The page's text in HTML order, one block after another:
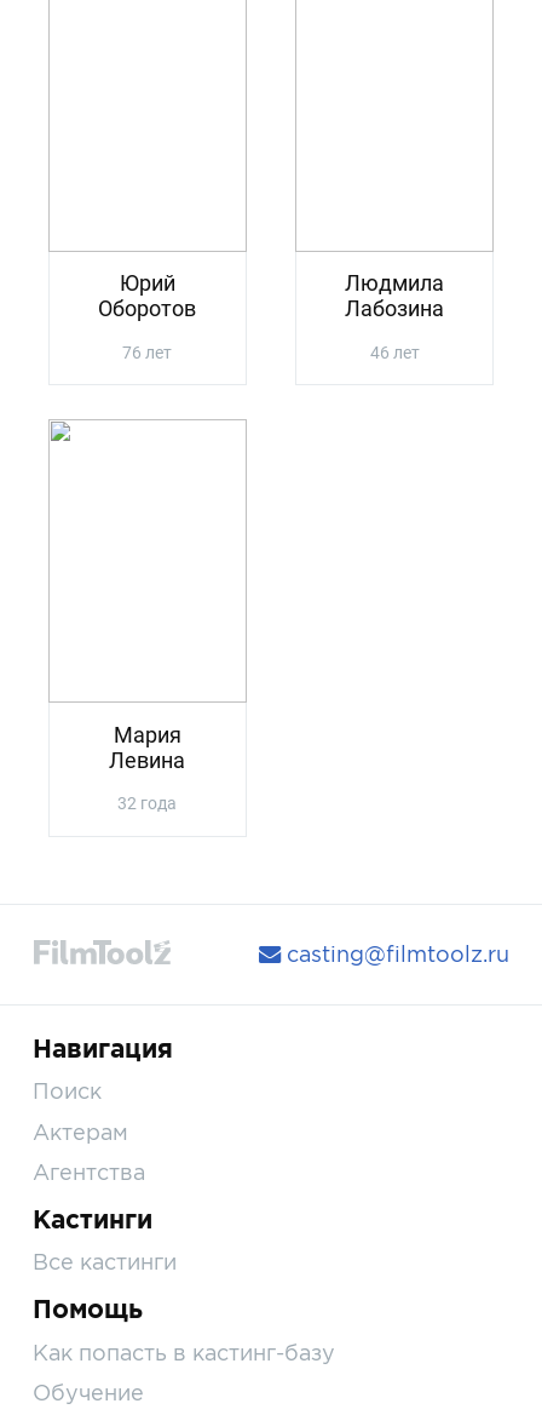
Юрий
Оборотов
76 лет
Людмила
Лабозина
46 лет
Мария
Левина
32 года
casting@filmtoolz.ru
Навигация
Поиск
Актерам
Агентства
Кастинги
Все кастинги
Помощь
Как попасть в кастинг-базу
Обучение